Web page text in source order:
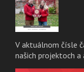
V aktuálnom čísle
našich projektoch a